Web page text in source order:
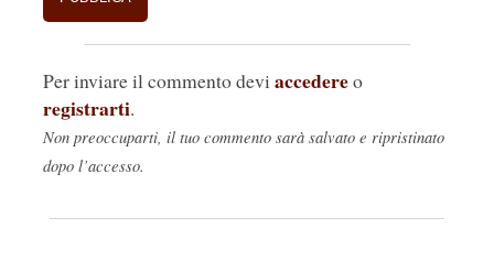
Per inviare il commento devi accedereo
registrarti.
Non preoccuparti, il tuo commento sarà salvato e ripristinato
dopo l’accesso.